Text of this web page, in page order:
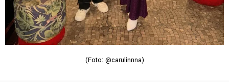
(Foto: @carulinnna)